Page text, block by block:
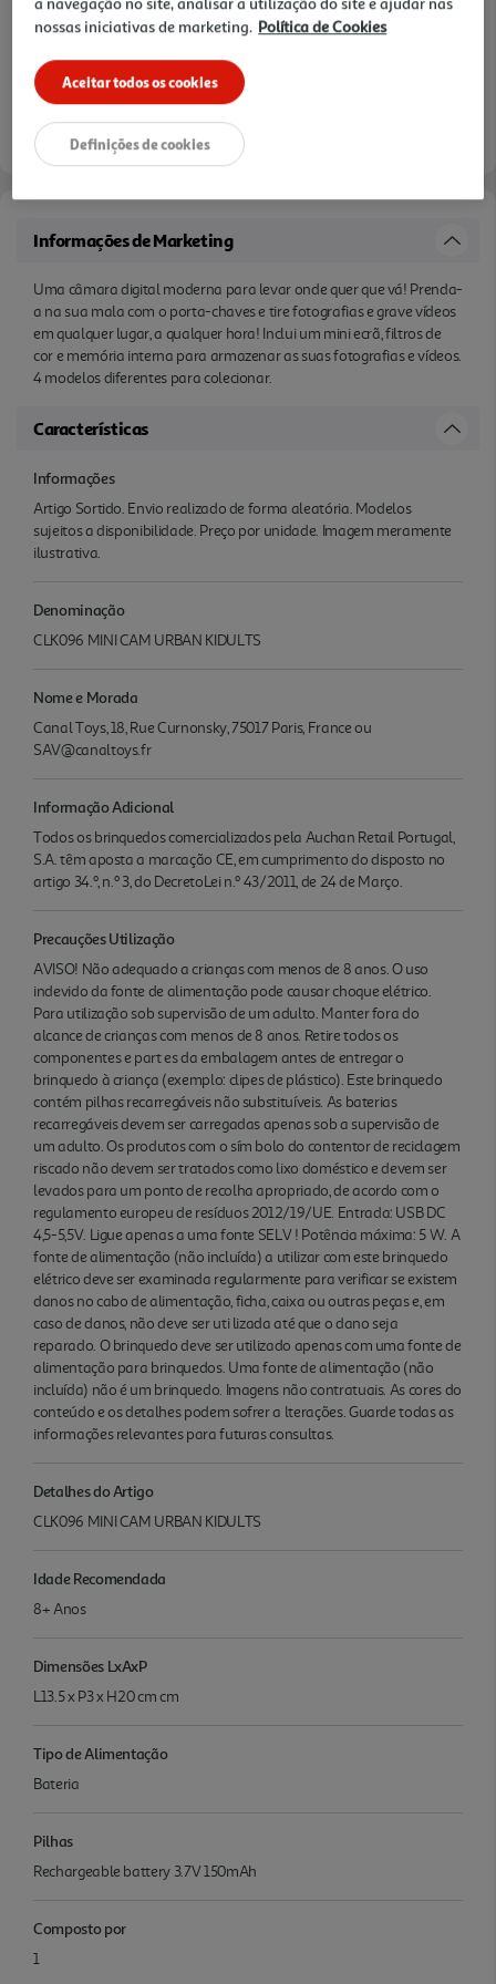
11/08/2026 e 12/08/2026
Informações de Marketing
Uma câmara digital moderna para levar onde quer que vá! Prenda-
a na sua mala com o porta-chaves e tire fotografias e grave vídeos
em qualquer lugar, a qualquer hora! Inclui um mini ecrã, filtros de
cor e memória interna para armazenar as suas fotografias e vídeos.
4 modelos diferentes para colecionar.
Características
Informações
Artigo Sortido. Envio realizado de forma aleatória. Modelos
sujeitos a disponibilidade. Preço por unidade. Imagem meramente
ilustrativa.
Denominação
CLK096 MINI CAM URBAN KIDULTS
Nome e Morada
Canal Toys, 18, Rue Curnonsky, 75017 Paris, France ou
SAV@canaltoys.fr
Informação Adicional
Todos os brinquedos comercializados pela Auchan Retail Portugal,
S.A. têm aposta a marcação CE, em cumprimento do disposto no
artigo 34.º, n.º 3, do DecretoLei n.º 43/2011, de 24 de Março.
Precauções Utilização
AVISO! Não adequado a crianças com menos de 8 anos. O uso
indevido da fonte de alimentação pode causar choque elétrico.
Para utilização sob supervisão de um adulto. Manter fora do
alcance de crianças com menos de 8 anos. Retire todos os
componentes e part es da embalagem antes de entregar o
brinquedo à criança (exemplo: clipes de plástico). Este brinquedo
contém pilhas recarregáveis não substituíveis. As baterias
recarregáveis devem ser carregadas apenas sob a supervisão de
um adulto. Os produtos com o sím bolo do contentor de reciclagem
riscado não devem ser tratados como lixo doméstico e devem ser
levados para um ponto de recolha apropriado, de acordo com o
regulamento europeu de resíduos 2012/19/UE. Entrada: USB DC
4,5-5,5V. Ligue apenas a uma fonte SELV ! Potência máxima: 5 W. A
fonte de alimentação (não incluída) a utilizar com este brinquedo
elétrico deve ser examinada regularmente para verificar se existem
danos no cabo de alimentação, ficha, caixa ou outras peças e, em
caso de danos, não deve ser uti lizada até que o dano seja
reparado. O brinquedo deve ser utilizado apenas com uma fonte de
alimentação para brinquedos. Uma fonte de alimentação (não
incluída) não é um brinquedo. Imagens não contratuais. As cores do
conteúdo e os detalhes podem sofrer a lterações. Guarde todas as
informações relevantes para futuras consultas.
Detalhes do Artigo
CLK096 MINI CAM URBAN KIDULTS
Idade Recomendada
8+ Anos
Dimensões LxAxP
L13.5 x P3 x H20 cm cm
Tipo de Alimentação
Bateria
Pilhas
Rechargeable battery 3.7V 150mAh
Composto por
1
nossas iniciativas de marketing. Política de Cookies
Aceitar todos os cookies
Definições de cookies